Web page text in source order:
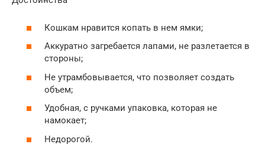
Кошкам нравится копать в нем ямки;
Аккуратно загребается лапами, не разлетается в
стороны;
Не утрамбовывается, что позволяет создать
объем;
Удобная, с ручками упаковка, которая не
намокает;
Недорогой.